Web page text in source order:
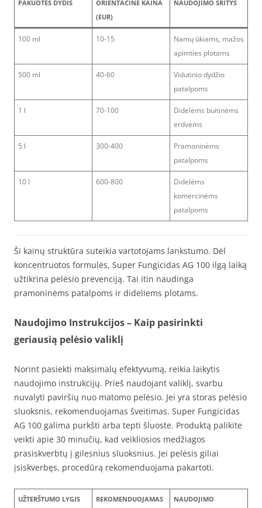
PAKUOTĖS DYDIS
ORIENTACINĖ KAINA
(EUR)
NAUDOJIMO SRITYS
100 ml 10-15
Namų ūkiams, mažos
apimties plotams
500 ml 40-60
Vidutinio dydžio
patalpoms
1 l 70-100
Didelėms buitinėms
erdvėms
5 l 300-400
Pramoninėms
patalpoms
10 l 600-800
Didelėms
komercinėms
patalpoms
Ši kainų struktūra suteikia vartotojams lankstumo. Dėl
koncentruotos formulės, Super Fungicidas AG 100 ilgą laiką
užtikrina pelėsio prevenciją. Tai itin naudinga
pramoninėms patalpoms ir dideliems plotams.
Naudojimo Instrukcijos – Kaip pasirinkti
geriausią pelėsio valiklį
Norint pasiekti maksimalų efektyvumą, reikia laikytis
naudojimo instrukcijų. Prieš naudojant valiklį, svarbu
nuvalyti paviršių nuo matomo pelėsio. Jei yra storas pelėsio
sluoksnis, rekomenduojamas šveitimas. Super Fungicidas
AG 100 galima purkšti arba tepti šluoste. Produktą palikite
veikti apie 30 minučių, kad veikliosios medžiagos
prasiskverbtų į gilesnius sluoksnius. Jei pelėsis giliai
įsiskverbęs, procedūrą rekomenduojama pakartoti.
UŽTERŠTUMO LYGIS
REKOMENDUOJAMAS
NAUDOJIMO